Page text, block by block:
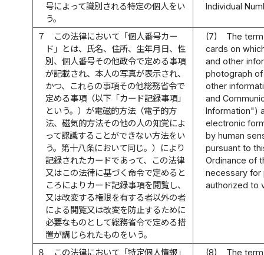
号によって識別される特定の個人をい
う。
Individual
７
この法律において「個人番号カー
ド」とは、氏名、住所、生年月日、性
別、個人番号その他政令で定める事項
が記載され、本人の写真が表示され、
かつ、これらの事項その他総務省令で
定める事項（以下「カード記録事項」
という。）が電磁的方法（電子的方
法、磁気的方法その他の人の知覚によ
って認識することができない方法をい
う。第十八条において同じ。）により
記録されたカードであって、この法律
又はこの法律に基づく命令で定めると
ころによりカード記録事項を閲覧し、
又は改変する権限を有する者以外の者
による閲覧又は改変を防止するために
必要なものとして総務省令で定める措
置が講じられたものをいう。
(7)
The
cards on
and other
photograph
other
and
Information")
electronic
by human
pursuant to
Ordinance of
necessary for
authorized to
８
この法律において「特定個人情報」
(8)
The